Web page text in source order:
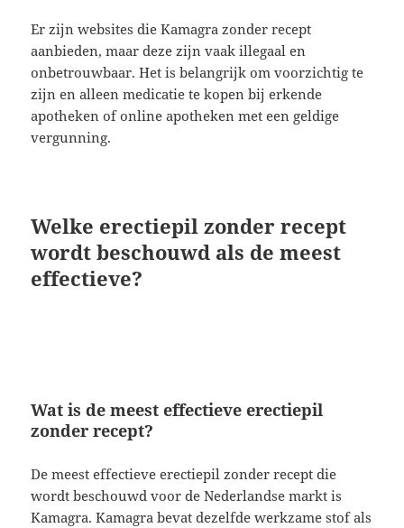
Er zijn websites die Kamagra zonder recept
aanbieden, maar deze zijn vaak illegaal en
onbetrouwbaar. Het is belangrijk om voorzichtig te
zijn en alleen medicatie te kopen bij erkende
apotheken of online apotheken met een geldige
vergunning.
Welke erectiepil zonder recept
wordt beschouwd als de meest
effectieve?
Wat is de meest effectieve erectiepil
zonder recept?
De meest effectieve erectiepil zonder recept die
wordt beschouwd voor de Nederlandse markt is
Kamagra. Kamagra bevat dezelfde werkzame stof als